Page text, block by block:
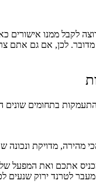
לקבל ממנו אישורים
לכן, אם גם אתם
בתחומים
מהירה, מדויקת
אתכם ואת המפעל
לטרנד ירוק שנעים